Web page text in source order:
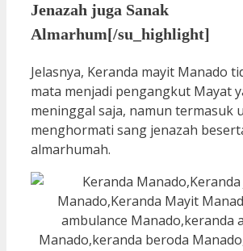
Jenazah juga Sanak
Almarhum[/su_highlight]
Jelasnya, Keranda mayit Manado
mata menjadi pengangkut Mayat
meninggal saja, namun termasuk
menghormati sang jenazah
almarhumah.